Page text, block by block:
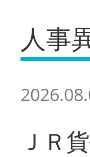
人事
ＪＲ